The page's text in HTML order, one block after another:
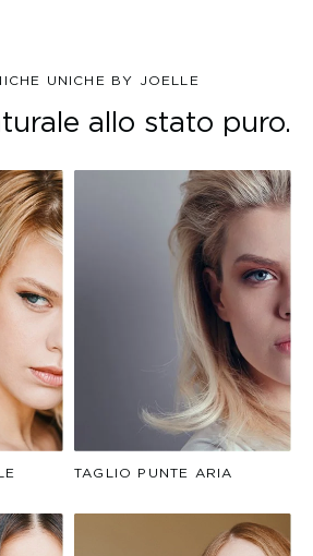
UNICHE BY JOELLE
allo stato puro.
TAGLIO PUNTE ARIA